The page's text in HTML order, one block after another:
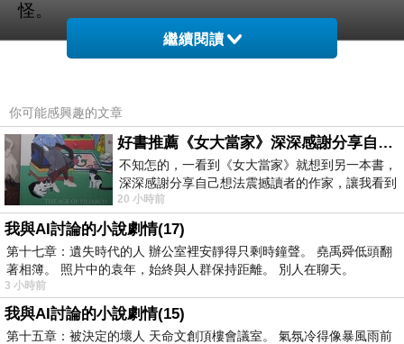
怪。
PS.剛剛試著找了一下，真的有很多人的資料
[Written by Fish]
上一篇： 在MSN上使用動態圖片作為自己的大頭貼
下一篇：
繼續閱讀
你可能感興趣的文章
好書推薦《女大當家》深深感謝分享自己想法震撼讀者的作家，讓我看到不同樣貌的家庭！
不知怎的，一看到《女大當家》就想到另一本書，
深深感謝分享自己想法震撼讀者的作家，讓我看到
不同樣貌的家庭！ 《女大
20 小時前
我與AI討論的小說劇情(17)
第十七章：遺失時代的人 辦公室裡安靜得只剩時鐘聲。 堯禹舜低頭翻
著相簿。 照片中的袁年，始終與人群保持距離。 別人在聊天。
3 小時前
我與AI討論的小說劇情(15)
第十五章：被決定的壞人 天命文創頂樓會議室。 氣氛冷得像暴風雨前